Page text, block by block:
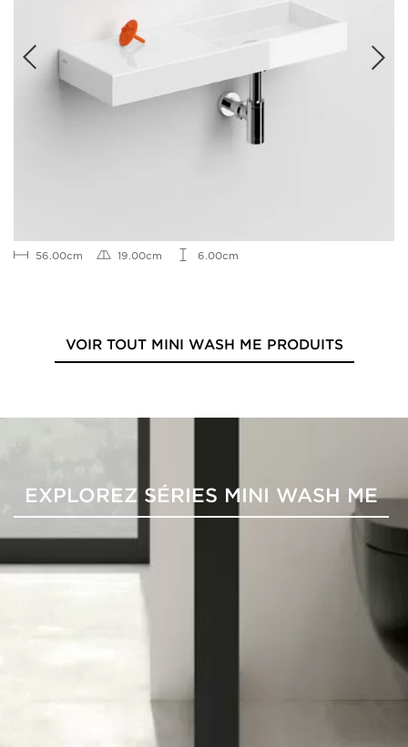
56.00cm 19.00cm 6.00cm
VOIR TOUT MINI WASH ME PRODUITS
EXPLOREZ SÉRIES MINI WASH ME